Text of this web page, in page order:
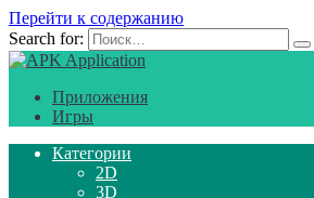
Перейти к содержанию
Search for:
Приложения
Игры
Категории
2D
3D